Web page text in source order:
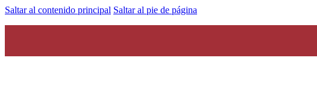
Saltar al contenido principal Saltar al pie de página